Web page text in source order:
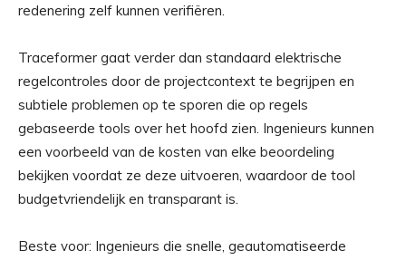
redenering zelf kunnen verifiëren.
Traceformer gaat verder dan standaard elektrische
regelcontroles door de projectcontext te begrijpen en
subtiele problemen op te sporen die op regels
gebaseerde tools over het hoofd zien. Ingenieurs kunnen
een voorbeeld van de kosten van elke beoordeling
bekijken voordat ze deze uitvoeren, waardoor de tool
budgetvriendelijk en transparant is.
Beste voor: Ingenieurs die snelle, geautomatiseerde